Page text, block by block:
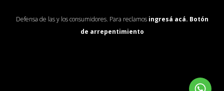
Defensa de las y los consumidores. Para reclamos ingresá acá. Botón
de arrepentimiento